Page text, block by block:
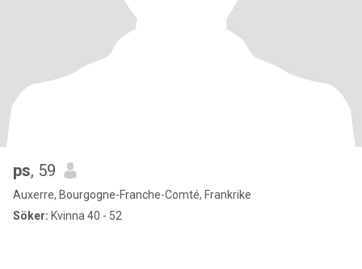
ps, 59
Auxerre, Bourgogne-Franche-Comté, Frankrike
Söker: Kvinna 40 - 52